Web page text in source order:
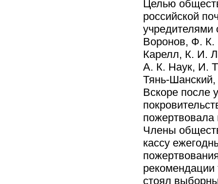
Целью
российской
Воронов, Ф.
Карелл, К. И.
А. К. Наук, И.
Тянь-
Вскоре после
пожертвовала
Члены
кассу
рекомендации
стоял